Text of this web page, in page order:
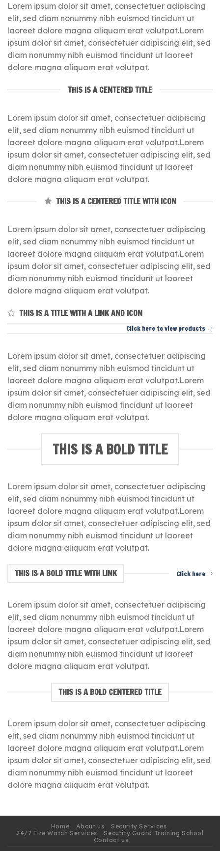
Lorem ipsum dolor sit amet, consectetuer adipiscing
elit, sed diam nonummy nibh euismod tincidunt ut
laoreet dolore magna aliquam erat volutpat.Lorem
ipsum dolor sit amet, consectetuer adipiscing elit, sed
diam nonummy nibh euismod tincidunt ut laoreet
dolore magna aliquam erat volutpat.
THIS IS A CENTERED TITLE
Lorem ipsum dolor sit amet, consectetuer adipiscing
elit, sed diam nonummy nibh euismod tincidunt ut
laoreet dolore magna aliquam erat volutpat.Lorem
ipsum dolor sit amet, consectetuer adipiscing elit, sed
diam nonummy nibh euismod tincidunt ut laoreet
dolore magna aliquam erat volutpat.
THIS IS A CENTERED TITLE WITH ICON
Lorem ipsum dolor sit amet, consectetuer adipiscing
elit, sed diam nonummy nibh euismod tincidunt ut
laoreet dolore magna aliquam erat volutpat.Lorem
ipsum dolor sit amet, consectetuer adipiscing elit, sed
diam nonummy nibh euismod tincidunt ut laoreet
dolore magna aliquam erat volutpat.
THIS IS A TITLE WITH A LINK AND ICON
Click here to view products
Lorem ipsum dolor sit amet, consectetuer adipiscing
elit, sed diam nonummy nibh euismod tincidunt ut
laoreet dolore magna aliquam erat volutpat.Lorem
ipsum dolor sit amet, consectetuer adipiscing elit, sed
diam nonummy nibh euismod tincidunt ut laoreet
dolore magna aliquam erat volutpat.
THIS IS A BOLD TITLE
Lorem ipsum dolor sit amet, consectetuer adipiscing
elit, sed diam nonummy nibh euismod tincidunt ut
laoreet dolore magna aliquam erat volutpat.Lorem
ipsum dolor sit amet, consectetuer adipiscing elit, sed
diam nonummy nibh euismod tincidunt ut laoreet
dolore magna aliquam erat volutpat.
THIS IS A BOLD TITLE WITH LINK Click here
Lorem ipsum dolor sit amet, consectetuer adipiscing
elit, sed diam nonummy nibh euismod tincidunt ut
laoreet dolore magna aliquam erat volutpat.Lorem
ipsum dolor sit amet, consectetuer adipiscing elit, sed
diam nonummy nibh euismod tincidunt ut laoreet
dolore magna aliquam erat volutpat.
THIS IS A BOLD CENTERED TITLE
Lorem ipsum dolor sit amet, consectetuer adipiscing
elit, sed diam nonummy nibh euismod tincidunt ut
laoreet dolore magna aliquam erat volutpat.Lorem
ipsum dolor sit amet, consectetuer adipiscing elit, sed
diam nonummy nibh euismod tincidunt ut laoreet
dolore magna aliquam erat volutpat.
Home About us
Security Services
24/7 Fire Watch Services
Security Guard Training School
Contact us